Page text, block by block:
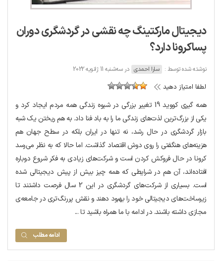
دیجیتال مارکتینگ چه نقشی در گردشگری دوران
پساکرونا دارد؟
نوشته شده توسط : سارا احمدی در سه‌شنبه 11 ژانویه 2022
لطفا امتیاز دهید
همه گیری کووید 19 تغییر بزرگی در شیوه زندگی همه مردم ایجاد کرد و
یکی از بزرگ‌ترین لذت‌های زندگی ما را به باد فنا داد. به هم ریختن یک شبه
بازار گردشگری در حال رشد، نه تنها در ایران بلکه در سطح جهان هم
هزینه‌های هنگفتی را روی دوش اقتصاد گذاشت. اما حالا که به نظر می‌رسد
کرونا در حال فروکش کردن است و شرکت‌های زیادی به فکر شروع دوباره
افتاده‌اند، آن هم در شرایطی که همه چیز بیش از پیش دیجیتالی شده
است. بسیاری از شرکت‌های گردشگری در این 2 سال فرصت داشتند تا
زیرساخت‌های دیجیتالی خود را بهبود دهند و نقش پررنگ‌تری در جامعه‌ی
مجازی داشته باشند. در ادامه با ما همراه باشید تا ...
ادامه مطلب